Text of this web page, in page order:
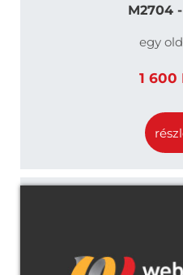
M2704
egy
1 600